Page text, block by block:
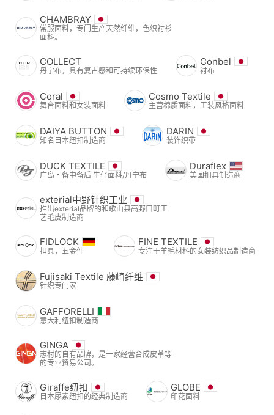
CHAMBRAY
常服面料，专门生产天然纤维，色织衬衫
面料。
COLLECT
丹宁布，具有复古感和可持续环保性
Conbel
衬布
Coral
舞台面料和女装面料
Cosmo Textile
主营棉质面料，工装风格面料
DAIYA BUTTON
知名日本纽扣制造商
DARIN
装饰织带
DUCK TEXTILE
广岛・备中备后 牛仔面料/丹宁布
Duraflex
美国扣具制造商
exterial中野针织工业
推出exterial品牌的和歌山县高野口町工
艺毛皮制造商
FIDLOCK
扣具，五金件
FINE TEXTILE
专注于羊毛材料的女装纺织品制造商
Fujisaki Textile 藤崎纤维
针织专门家
GAFFORELLI
意大利纽扣制造商
GINGA
志村的自有品牌，是一家经营合成皮革等
的专业贸易公司。
Giraffe纽扣
日本尿素纽扣的经典制造商
GLOBE
印花面料